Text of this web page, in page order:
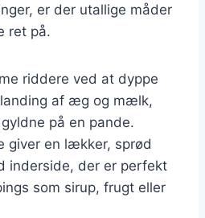
er der utallige måder
ret på.
riddere ved at dyppe
af æg og mælk,
på en pande.
giver en lækker, sprød
inderside, der er perfekt
som sirup, frugt eller